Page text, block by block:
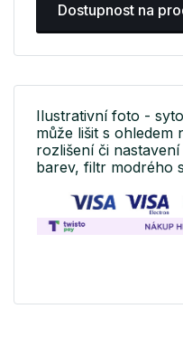
Dostupnost na
Ilustrativní foto -
může lišit s ohledem
rozlišení či
barev, filtr modrého